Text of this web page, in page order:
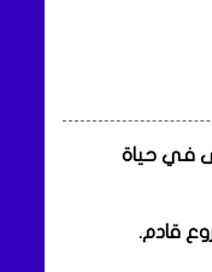
في حياة
قادم.